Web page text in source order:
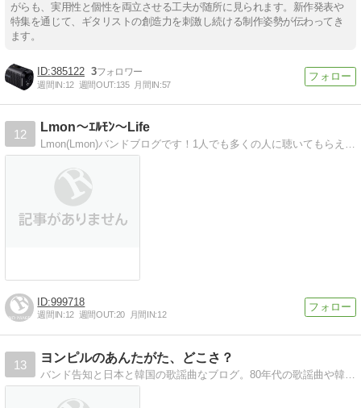
がらも、実用性と個性を両立させる工夫が随所に見られます。新作発表や
特集を通じて、ギタリストの創造力を刺激し続ける制作姿勢が伝わってき
ます。
385122 3
週間IN:12 週間OUT:135 月間IN:57
12
Lmon〜ｴﾙﾓﾝ〜Life
999718
週間IN:12 週間OUT:20 月間IN:12
13
ヨンピルのあんたがた、どこさ？